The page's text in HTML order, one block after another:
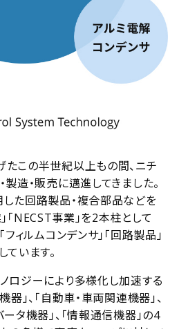
この半世紀以上もの間、ニチ
造・販売に邁進してきました。
た回路製品・複合部品などを
「NECST事業」を2本柱として
フィルムコンデンサ」「回路製品」
います。
ロジーにより多様化し加速する
器」、「自動車・車両関連機器」、
タ機器」、「情報通信機器」の4